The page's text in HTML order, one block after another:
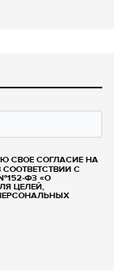
СВОЕ СОГЛАСИЕ НА
С
ФЗ «О
ЦЕЛЕЙ,